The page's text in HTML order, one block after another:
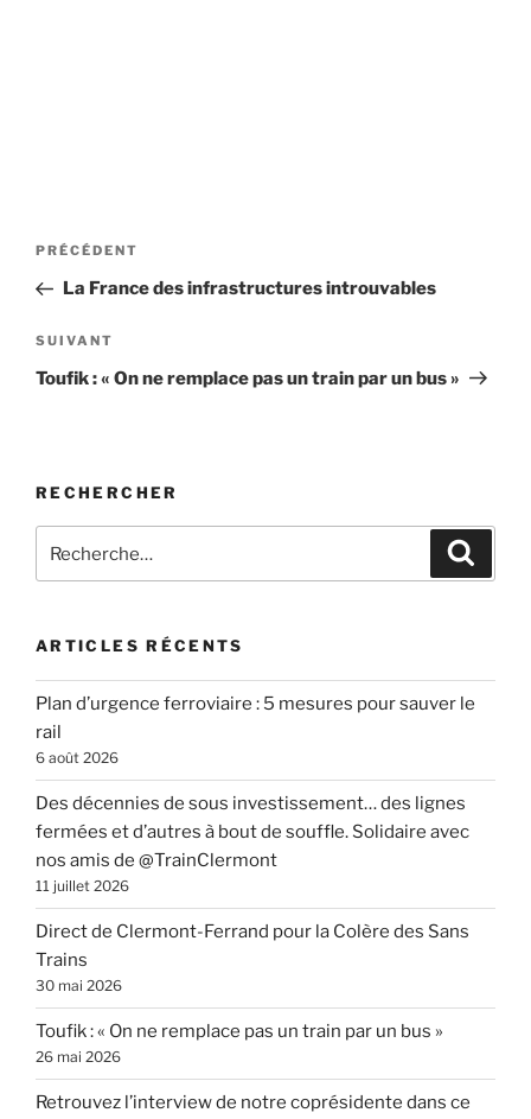
Navigation
l’article
Article
précédent
PRÉCÉDENT
La France des infrastructures introuvables
Article
suivant
SUIVANT
Toufik : « On ne remplace pas un train par un bus »
RECHERCHER
pour
ARTICLES RÉCENTS
Plan d’urgence ferroviaire : 5 mesures pour sauver le
rail
6 août 2026
Des décennies de sous investissement… des lignes
fermées et d’autres à bout de souffle. Solidaire avec
nos amis de @TrainClermont
11 juillet 2026
Direct de Clermont-Ferrand pour la Colère des Sans
Trains
30 mai 2026
Toufik : « On ne remplace pas un train par un bus »
26 mai 2026
Retrouvez l’interview de notre coprésidente dans ce